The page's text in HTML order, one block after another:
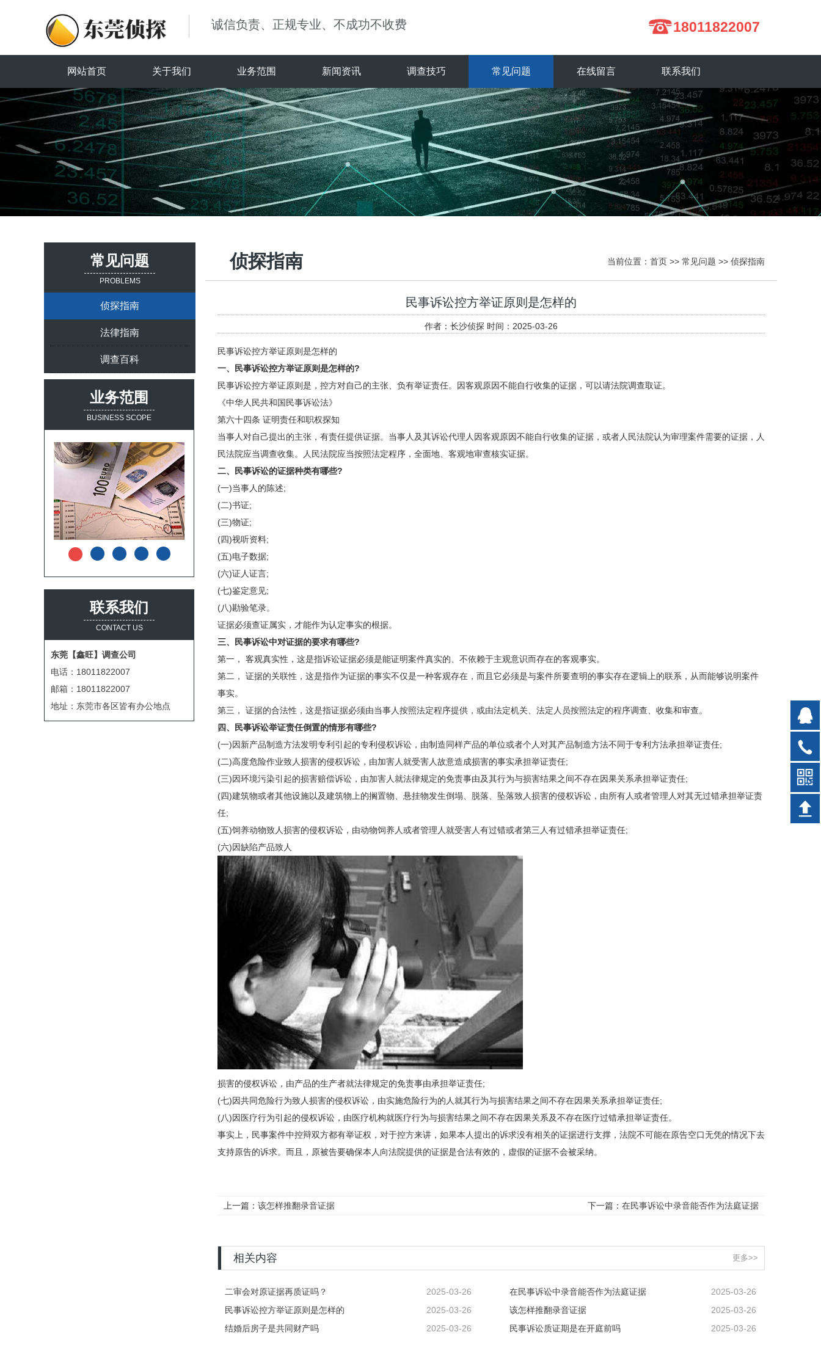
诚信负责、正规专业、不成功不收费 18011822007
网站首页 关于我们 业务范围 新闻资讯 调查技巧 常见问题 在线留言 联系我们
常见问题
PROBLEMS
侦探指南
法律指南
调查百科
业务范围
BUSINESS SCOPE
联系我们
CONTACT US
东莞【鑫旺】调查公司
电话：18011822007
邮箱：18011822007
地址：东莞市各区皆有办公地点
侦探指南 当前位置： 首页 >> 常见问题 >> 侦探指南
民事诉讼控方举证原则是怎样的
作者：长沙侦探 时间：2025-03-26
民事诉讼控方举证原则是怎样的
一、民事诉讼控方举证原则是怎样的?
民事诉讼控方举证原则是，控方对自己的主张、负有举证责任。因客观原因不能自行收集的证据，可以请法院调查取证。
《中华人民共和国民事诉讼法》
第六十四条 证明责任和职权探知
当事人对自己提出的主张，有责任提供证据。当事人及其诉讼代理人因客观原因不能自行收集的证据，或者人民法院认为审理案件需要的证据，人
民法院应当调查收集。人民法院应当按照法定程序，全面地、客观地审查核实证据。
二、民事诉讼的证据种类有哪些?
(一)当事人的陈述;
(二)书证;
(三)物证;
(四)视听资料;
(五)电子数据;
(六)证人证言;
(七)鉴定意见;
(八)勘验笔录。
证据必须查证属实，才能作为认定事实的根据。
三、民事诉讼中对证据的要求有哪些?
第一， 客观真实性，这是指诉讼证据必须是能证明案件真实的、不依赖于主观意识而存在的客观事实。
第二， 证据的关联性，这是指作为证据的事实不仅是一种客观存在，而且它必须是与案件所要查明的事实存在逻辑上的联系，从而能够说明案件
事实。
第三， 证据的合法性，这是指证据必须由当事人按照法定程序提供，或由法定机关、法定人员按照法定的程序调查、收集和审查。
四、民事诉讼举证责任倒置的情形有哪些?
(一)因新产品制造方法发明专利引起的专利侵权诉讼，由制造同样产品的单位或者个人对其产品制造方法不同于专利方法承担举证责任;
(二)高度危险作业致人损害的侵权诉讼，由加害人就受害人故意造成损害的事实承担举证责任;
(三)因环境污染引起的损害赔偿诉讼，由加害人就法律规定的免责事由及其行为与损害结果之间不存在因果关系承担举证责任;
(四)建筑物或者其他设施以及建筑物上的搁置物、悬挂物发生倒塌、脱落、坠落致人损害的侵权诉讼，由所有人或者管理人对其无过错承担举证责
任;
(五)饲养动物致人损害的侵权诉讼，由动物饲养人或者管理人就受害人有过错或者第三人有过错承担举证责任;
(六)因缺陷产品致人
损害的侵权诉讼，由产品的生产者就法律规定的免责事由承担举证责任;
(七)因共同危险行为致人损害的侵权诉讼，由实施危险行为的人就其行为与损害结果之间不存在因果关系承担举证责任;
(八)因医疗行为引起的侵权诉讼，由医疗机构就医疗行为与损害结果之间不存在因果关系及不存在医疗过错承担举证责任。
事实上，民事案件中控辩双方都有举证权，对于控方来讲，如果本人提出的诉求没有相关的证据进行支撑，法院不可能在原告空口无凭的情况下去
支持原告的诉求。而且，原被告要确保本人向法院提供的证据是合法有效的，虚假的证据不会被采纳。
上一篇： 该怎样推翻录音证据 下一篇： 在民事诉讼中录音能否作为法庭证据
相关内容 更多>>
二审会对原证据再质证吗？ 2025-03-26 在民事诉讼中录音能否作为法庭证据
2025-03-26
民事诉讼控方举证原则是怎样的
2025-03-26 该怎样推翻录音证据
2025-03-26
结婚后房子是共同财产吗
2025-03-26 民事诉讼质证期是在开庭前吗 2025-03-26